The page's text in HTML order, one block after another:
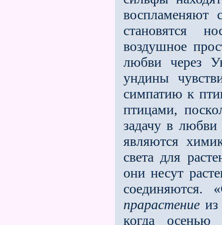
воспламеняют
становятся
воздушное
любви через
ундины
симпатию к
птицами,
задачу в
являются
света для
они несут
соединяются.
прарастение
когда осенью